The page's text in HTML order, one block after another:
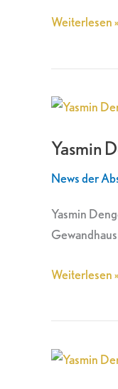
Weiterlesen »
Yasmin
News der
Yasmin
Yasmin
Nächste
am
Theater
Plauen-
Weiterlesen »
Yasmin